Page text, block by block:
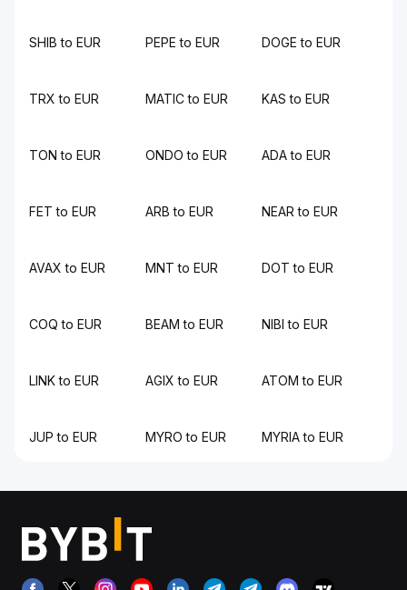
SHIB to EUR PEPE to EUR DOGE to EUR
TRX to EUR MATIC to EUR KAS to EUR
TON to EUR ONDO to EUR ADA to EUR
FET to EUR ARB to EUR NEAR to EUR
AVAX to EUR MNT to EUR DOT to EUR
COQ to EUR BEAM to EUR NIBI to EUR
LINK to EUR AGIX to EUR ATOM to EUR
JUP to EUR MYRO to EUR MYRIA to EUR